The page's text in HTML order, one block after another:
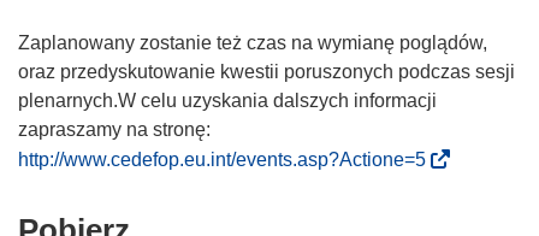
Zaplanowany zostanie też czas na wymianę poglądów,
oraz przedyskutowanie kwestii poruszonych podczas sesji
plenarnych.W celu uzyskania dalszych informacji
zapraszamy na stronę:
http://www.cedefop.eu.int/events.asp?Actione=5(